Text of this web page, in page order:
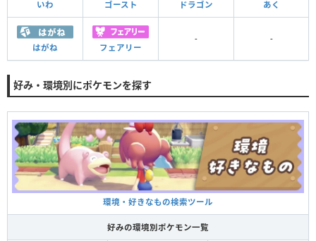
いわ ゴースト ドラゴン あく
はがね フェアリー
- -
好み・環境別にポケモンを探す
環境・好きなもの検索ツール
好みの環境別ポケモン一覧